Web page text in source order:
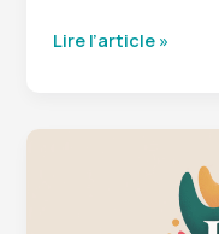
Jupe
Lire l’article »